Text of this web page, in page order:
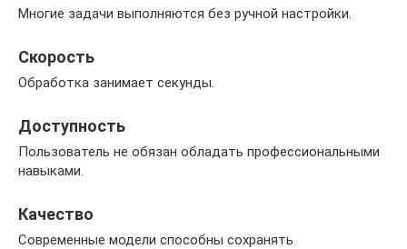
Многие задачи выполняются без ручной настройки.
Скорость
Обработка занимает секунды.
Доступность
Пользователь не обязан обладать профессиональными
навыками.
Качество
Современные модели способны сохранять